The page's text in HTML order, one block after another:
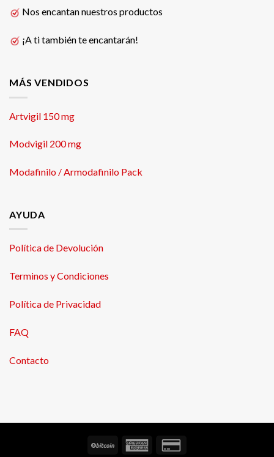
Nos encantan nuestros productos
¡A ti también te encantarán!
MÁS VENDIDOS
Artvigil 150 mg
Modvigil 200 mg
Modafinilo / Armodafinilo Pack
AYUDA
Política de Devolución
Terminos y Condiciones
Política de Privacidad
FAQ
Contacto